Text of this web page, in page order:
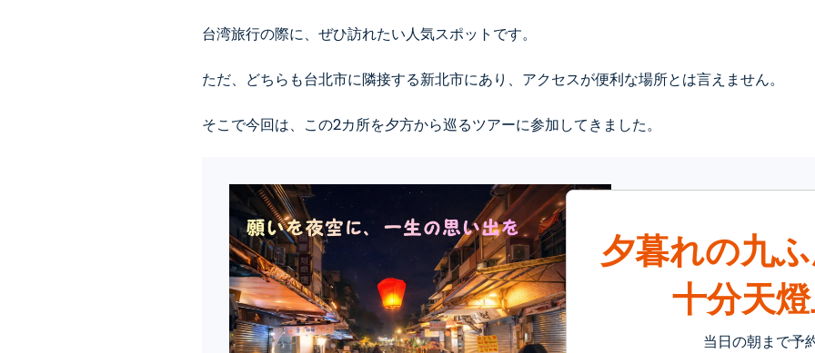
台湾旅行の際に、ぜひ訪れたい人気スポットです。
ただ、どちらも台北市に隣接する新北市にあり、アクセスが便利な場所とは言えません。
そこで今回は、この2カ所を夕方から巡るツアーに参加してきました。
夕暮れの九
十分天
当日の朝まで予